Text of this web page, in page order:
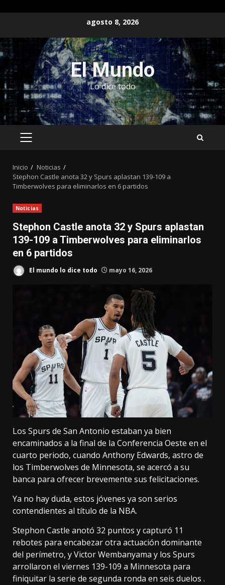
contenido
agosto 8, 2026
El Mundo
Lo dice todo
MENÚ
Inicio
Noticias
Stephon Castle anota 32 y Spurs aplastan 139-109 a
Timberwolves para eliminarlos en 6 partidos
Noticias
Stephon Castle anota 32 y Spurs aplastan
139-109 a Timberwolves para eliminarlos
en 6 partidos
El mundo lo dice todo mayo 16, 2026
Los Spurs de San Antonio estaban ya bien
encaminados a la final de la Conferencia Oeste en el
cuarto periodo, cuando Anthony Edwards, astro de
los Timberwolves de Minnesota, se acercó a su
banca para ofrecer brevemente sus felicitaciones.
Ya no hay duda, estos jóvenes ya son serios
contendientes al título de la NBA.
Stephon Castle anotó 32 puntos y capturó 11
rebotes para encabezar otra actuación dominante
del perímetro, y Victor Wembanyama y los Spurs
arrollaron el viernes 139-109 a Minnesota para
finiquitar la serie de segunda ronda en seis duelos .